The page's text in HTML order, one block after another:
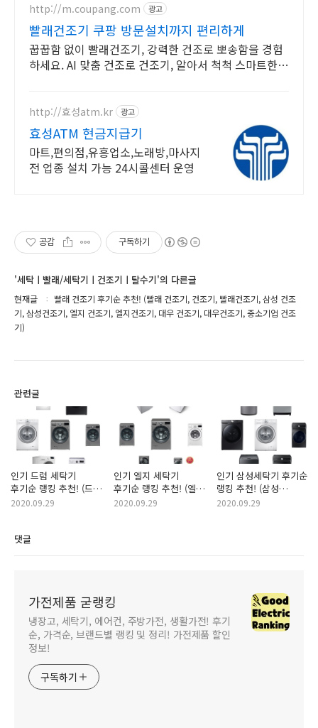
http://m.coupang.com 광고
빨래건조기 쿠팡 방문설치까지 편리하게
꿉꿉함 없이 빨래건조기, 강력한 건조로 뽀송함을 경험
하세요. AI 맞춤 건조로 건조기, 알아서 척척 스마트한
http://효성atm.kr 광고
효성ATM 현금지급기
마트,편의점,유흥업소,노래방,마사지
전 업종 설치 가능 24시콜센터 운영
공감 구독하기
'세탁ㅣ빨래/세탁기ㅣ건조기ㅣ탈수기'의 다른글
현재글
빨래 건조기 후기순 추천! (빨래 건조기, 건조기, 빨래건조기, 삼성 건조
기, 삼성건조기, 엘지 건조기, 엘지건조기, 대우 건조기, 대우건조기, 중소기업 건조
기)
관련글
인기 드럼 세탁기
후기순 랭킹 추천! (드럼
세탁기, 드럼세탁기,
2020.09.29
인기 엘지 세탁기
후기순 랭킹 추천! (엘지
세탁기, 엘지세탁기, LG
2020.09.29
인기 삼성세탁기 후기순
랭킹 추천! (삼성
세탁기, 삼성세탁기,
2020.09.29
댓글
가전제품 굳랭킹
냉장고, 세탁기, 에어컨, 주방가전, 생활가전! 후기
순, 가격순, 브랜드별 랭킹 및 정리! 가전제품 할인
정보!
구독하기